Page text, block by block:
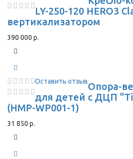
LY-250-120 HERO3
вертикализатором
390 000 р.
Оставить отзывОпора-
для детей с ДЦП
(HMP-WP001-1)
31 850 р.